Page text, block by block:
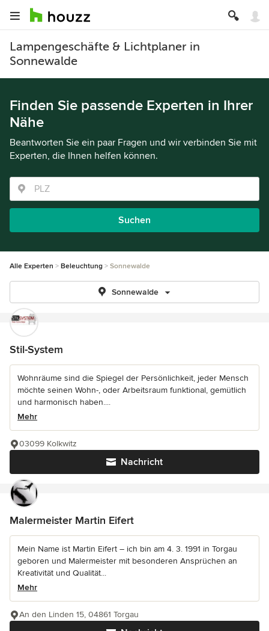
Lampengeschäfte & Lichtplaner in
Sonnewalde
Finden Sie passende Experten in Ihrer
Nähe
Beantworten Sie ein paar Fragen und wir verbinden Sie mit
Experten, die Ihnen helfen können.
Suchen
Alle Experten Beleuchtung Sonnewalde
Sonnewalde
Stil-System
Wohnräume sind die Spiegel der Persönlichkeit, jeder Mensch
möchte seinen Wohn-, oder Arbeitsraum funktional, gemütlich
und harmonisch haben....
Mehr
Nachricht
03099 Kolkwitz
Malermeister Martin Eifert
Mein Name ist Martin Eifert – ich bin am 4. 3. 1991 in Torgau
geboren und Malermeister mit besonderen Ansprüchen an
Kreativität und Qualität...
Mehr
An den Linden 15, 04861 Torgau